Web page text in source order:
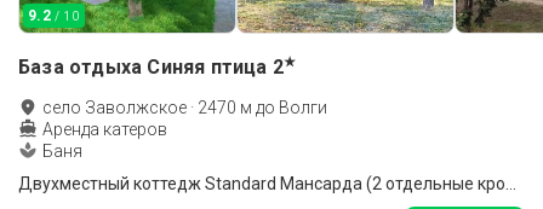
9.2 / 10
База отдыха Синяя птица 2★
село Заволжское · 2470 м до Волги
Аренда катеров
Баня